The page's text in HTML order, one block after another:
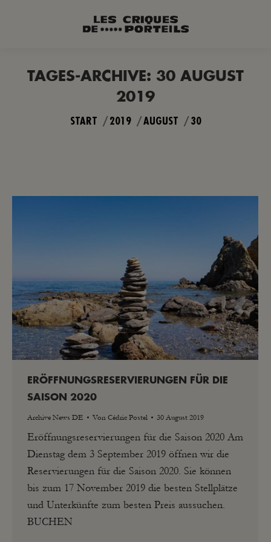
TAGES-ARCHIVE: 30 AUGUST
2019
Sie befinden sich hier:
START 2019 AUGUST 30
ERÖFFNUNGSRESERVIERUNGEN FÜR DIE
SAISON 2020
Archive News DE Von Cédric Postel 30 August 2019
Eröffnungsreservierungen für die Saison 2020 Am
Dienstag dem 3 September 2019 öffnen wir die
Reservierungen für die Saison 2020. Sie können
bis zum 17 November 2019 die besten Stellplätze
und Unterkünfte zum besten Preis aussuchen.
BUCHEN